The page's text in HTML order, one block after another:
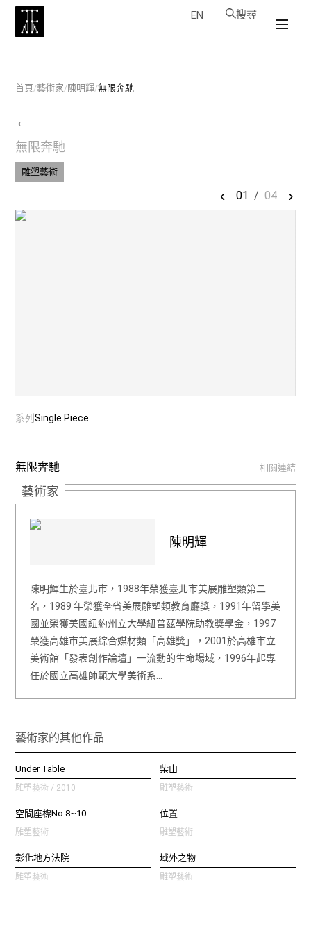
EN 搜尋
首頁/藝術家/陳明輝/無限奔馳
←
無限奔馳
雕塑藝術
‹ 01 / 04 ›
系列Single Piece
無限奔馳 相關連結
藝術家
陳明輝
陳明輝生於臺北市，1988年榮獲臺北市美展雕塑類第二
名，1989 年榮獲全省美展雕塑類教育廳獎，1991年留學美
國並榮獲美國紐約州立大學紐普茲學院助教獎學金，1997
榮獲高雄市美展綜合媒材類「高雄獎」，2001於高雄市立
美術館「發表創作論壇」一流動的生命場域，1996年起專
任於國立高雄師範大學美術系…
藝術家的其他作品
Under Table
雕塑藝術 / 2010
柴山
雕塑藝術
空間座標No.8~10
雕塑藝術
位置
雕塑藝術
彰化地方法院
雕塑藝術
域外之物
雕塑藝術